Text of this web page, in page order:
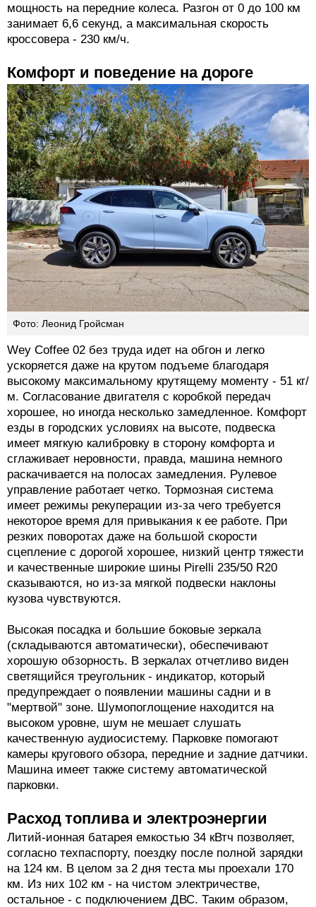
мощность на передние колеса. Разгон от 0 до 100 км
занимает 6,6 секунд, а максимальная скорость
кроссовера - 230 км/ч.
Комфорт и поведение на дороге
Фото: Леонид Гройсман
Wey Coffee 02 без труда идет на обгон и легко
ускоряется даже на крутом подъеме благодаря
высокому максимальному крутящему моменту - 51 кг/
м. Согласование двигателя с коробкой передач
хорошее, но иногда несколько замедленное. Комфорт
езды в городских условиях на высоте, подвеска
имеет мягкую калибровку в сторону комфорта и
сглаживает неровности, правда, машина немного
раскачивается на полосах замедления. Рулевое
управление работает четко. Тормозная система
имеет режимы рекуперации из-за чего требуется
некоторое время для привыкания к ее работе. При
резких поворотах даже на большой скорости
сцепление с дорогой хорошее, низкий центр тяжести
и качественные широкие шины Pirelli 235/50 R20
сказываются, но из-за мягкой подвески наклоны
кузова чувствуются.
Высокая посадка и большие боковые зеркала
(складываются автоматически), обеспечивают
хорошую обзорность. В зеркалах отчетливо виден
светящийся треугольник - индикатор, который
предупреждает о появлении машины садни и в
"мертвой" зоне. Шумопоглощение находится на
высоком уровне, шум не мешает слушать
качественную аудиосистему. Парковке помогают
камеры кругового обзора, передние и задние датчики.
Машина имеет также систему автоматической
парковки.
Расход топлива и электроэнергии
Литий-ионная батарея емкостью 34 кВтч позволяет,
согласно техпаспорту, поездку после полной зарядки
на 124 км. В целом за 2 дня теста мы проехали 170
км. Из них 102 км - на чистом электричестве,
остальное - с подключением ДВС. Таким образом,